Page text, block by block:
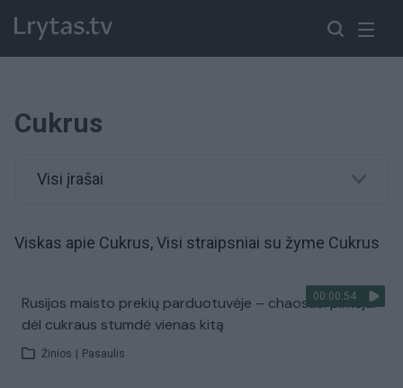
Cukrus
Visi įrašai
Viskas apie Cukrus, Visi straipsniai su žyme Cukrus
00:00:54
Rusijos maisto prekių parduotuvėje – chaosas: pirkėjai
dėl cukraus stumdė vienas kitą
Žinios Pasaulis